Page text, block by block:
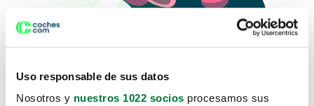
Uso responsable de sus datos
Nosotros y nuestros 1022 socios procesamos sus